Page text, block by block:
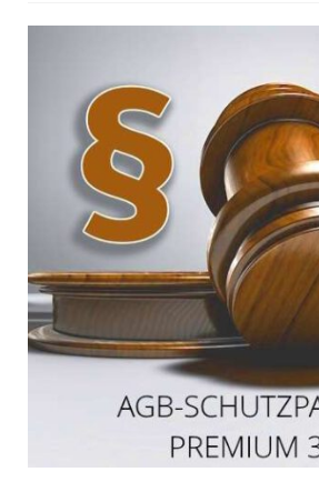
EasyScan
Über Uns
Warenkorb